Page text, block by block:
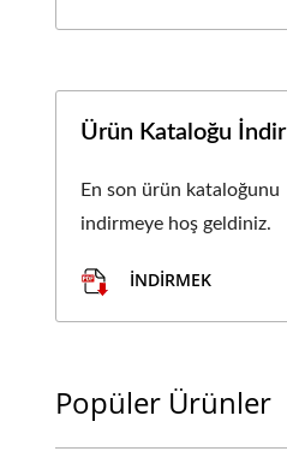
Ürün Kataloğu İndir
En son ürün kataloğunu
indirmeye hoş geldiniz.
İNDIRMEK
Popüler Ürünler